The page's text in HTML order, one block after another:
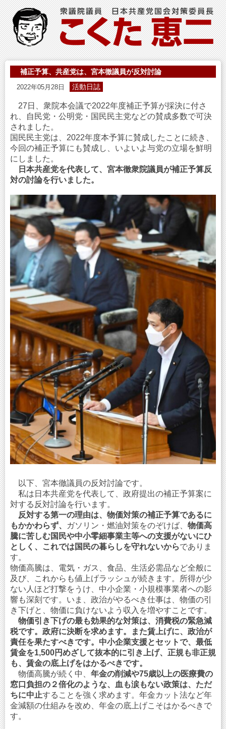
補正予算、共産党は、宮本徹議員が反対討論
2022年05月28日 活動日誌
27日、衆院本会議で2022年度補正予算が採決に付さ
れ、自民党・公明党・国民民主党などの賛成多数で可決
されました。
国民民主党は、2022年度本予算に賛成したことに続き、
今回の補正予算にも賛成し、いよいよ与党の立場を鮮明
にしました。
日本共産党を代表して、宮本徹衆院議員が補正予算反
対の討論を行いました。
以下、宮本徹議員の反対討論です。
私は日本共産党を代表して、政府提出の補正予算案に
対する反対討論を行います。
反対する第一の理由は、物価対策の補正予算であるに
もかかわらず、
ガソリン・燃油対策をのぞけば、 物価高
騰に苦しむ国民や中小零細事業主等への支援がないにひ
としく、これでは国民の暮らしを守れないからでありま
す。
物価高騰は、電気・ガス、食品、生活必需品など全般に
及び、これからも値上げラッシュが続きます。所得が少
ない人ほど打撃をうけ、中小企業・小規模事業者への影
響も深刻です。いま、政治がやるべき仕事は、物価の引
き下げと、物価に負けないよう収入を増やすことです。
物価引き下げの最も効果的な対策は、消費税の緊急減
税です。政府に決断を求めます。また賃上げに、政治が
責任を果たすべきです。中小企業支援とセットで、最低
賃金を1,500円めざして抜本的に引き上げ、正規も非正規
も、賃金の底上げをはかるべきです。
物価高騰が続く中、 年金の削減や75歳以上の医療費の
窓口負担の２倍化のような、血も涙もない政策は、ただ
ちに中止することを強く求めます。年金カット法など年
金減額の仕組みを改め、年金の底上げこそはかるべきで
す。